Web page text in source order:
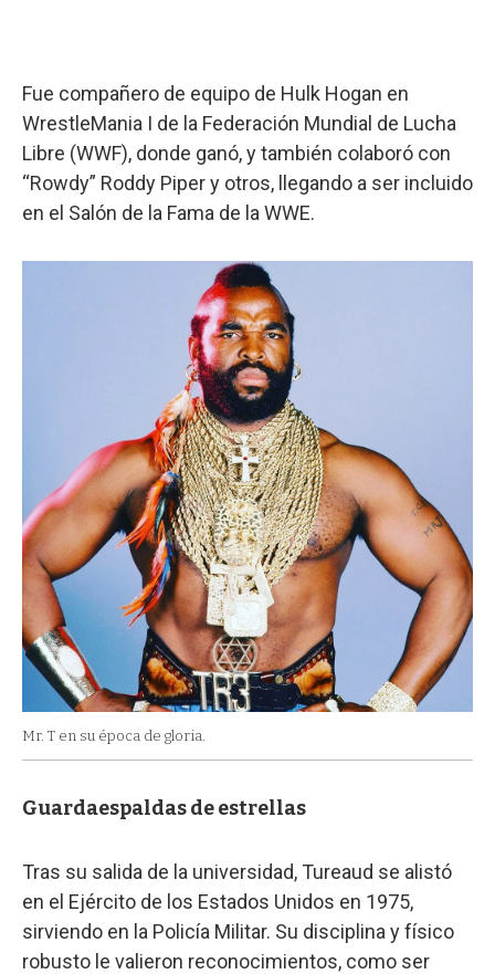
Fue compañero de equipo de Hulk Hogan en
WrestleMania I de la Federación Mundial de Lucha
Libre (WWF), donde ganó, y también colaboró con
“Rowdy” Roddy Piper y otros, llegando a ser incluido
en el Salón de la Fama de la WWE.
Mr. T en su época de gloria.
Guardaespaldas de estrellas
Tras su salida de la universidad, Tureaud se alistó
en el Ejército de los Estados Unidos en 1975,
sirviendo en la Policía Militar. Su disciplina y físico
robusto le valieron reconocimientos, como ser